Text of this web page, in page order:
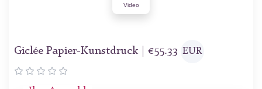
Video
Giclée Papier-Kunstdruck | €55.33 EUR